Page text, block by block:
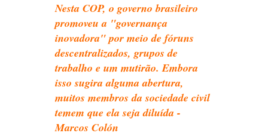
Nesta COP, o governo brasileiro
promoveu a "governança
inovadora" por meio de fóruns
descentralizados, grupos de
trabalho e um mutirão. Embora
isso sugira alguma abertura,
muitos membros da sociedade civil
temem que ela seja diluída -
Marcos Colón